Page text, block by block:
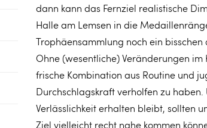
dann kann das Fernziel realistische
Halle am Lemsen in die
Trophäensammlung noch ein
Ohne (wesentliche) Veränderungen
frische Kombination aus Routine und
Durchschlagskraft verholfen zu
Verlässlichkeit erhalten bleibt, sollten
Ziel vielleicht recht nahe kommen